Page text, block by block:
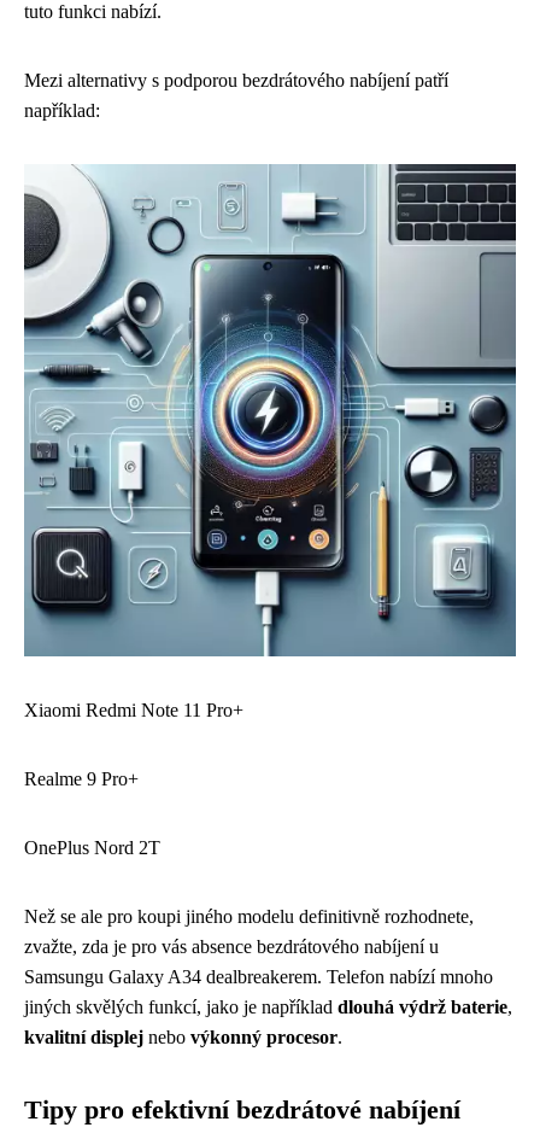
tuto funkci nabízí.
Mezi alternativy s podporou bezdrátového nabíjení patří
například:
Xiaomi Redmi Note 11 Pro+
Realme 9 Pro+
OnePlus Nord 2T
Než se ale pro koupi jiného modelu definitivně rozhodnete,
zvažte, zda je pro vás absence bezdrátového nabíjení u
Samsungu Galaxy A34 dealbreakerem. Telefon nabízí mnoho
jiných skvělých funkcí, jako je například dlouhá výdrž baterie,
kvalitní displej nebo výkonný procesor.
Tipy pro efektivní bezdrátové nabíjení